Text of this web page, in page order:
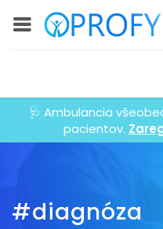
🩺 Ambulancia
pacientov.
#diagnóza